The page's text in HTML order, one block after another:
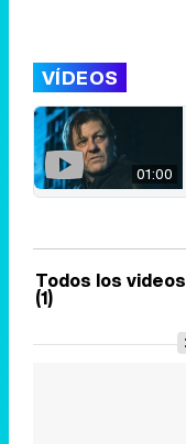
VÍDEOS
01:00
Todos los
(1)